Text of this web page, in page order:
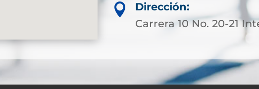

Dirección:
Carrera 10 No. 20-21